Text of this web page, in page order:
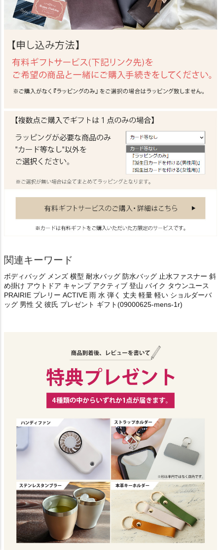
関連キーワード
ボディバッグ メンズ 横型 耐水バッグ 防水バッグ 止水ファスナー 斜
め掛け アウトドア キャンプ アクティブ 登山 バイク タウンユース
PRAIRIE プレリー ACTIVE 雨 水 弾く 丈夫 軽量 軽い ショルダーバ
ッグ 男性 父 彼氏 プレゼント ギフト(09000625-mens-1r)